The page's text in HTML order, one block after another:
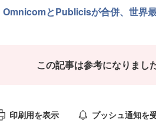
OmnicomとPublicisが合併、世界
この記事は参考になりまし
印刷用を表示 プッシュ通知を